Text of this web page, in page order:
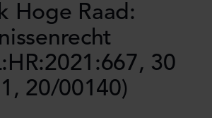
Hoge Raad:
30
20/00140)